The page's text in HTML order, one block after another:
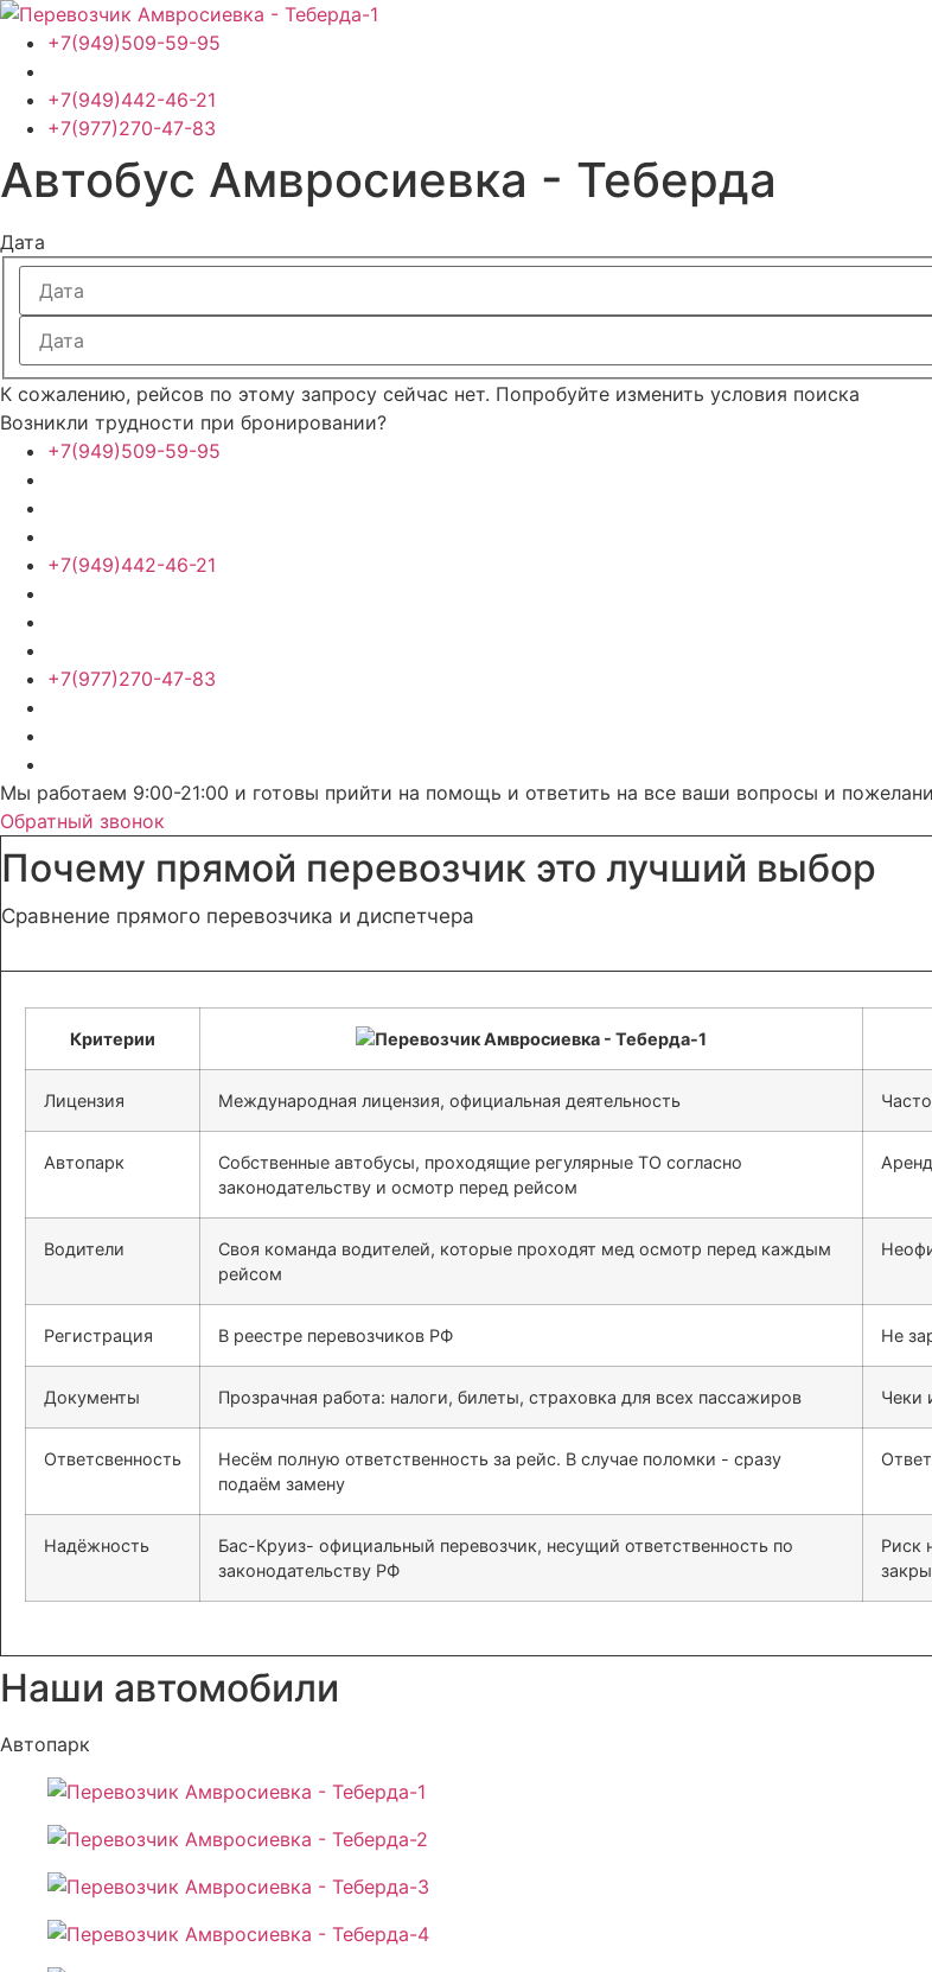
Перейти
содержимому
+7(949)509-59-95
+7(949)442-46-21
+7(977)270-47-83
Автобус Амвросиевка - Теберда
Дата
К сожалению, рейсов по этому запросу сейчас нет. Попробуйте изменить условия поиска
Возникли трудности при бронировании?
+7(949)509-59-95
+7(949)442-46-21
+7(977)270-47-83
Мы работаем 9:00-21:00 и готовы прийти на помощь и ответить на все ваши вопросы и
Обратный звонок
Почему прямой перевозчик это лучший выбор
Сравнение прямого перевозчика и диспетчера
Критерии
Лицензия Международная лицензия, официальная деятельность
Автопарк
Собственные автобусы, проходящие регулярные ТО согласно
законодательству и осмотр перед рейсом
Водители
Своя команда водителей, которые проходят мед осмотр перед каждым
рейсом
Регистрация В реестре перевозчиков РФ Не
Документы Прозрачная работа: налоги, билеты, страховка для всех пассажиров Чеки
Ответсвенность
Несём полную ответственность за рейс. В случае поломки - сразу
подаём замену
Надёжность
Бас-Круиз- официальный перевозчик, несущий ответственность по
законодательству РФ
Риск
Наши автомобили
Автопарк